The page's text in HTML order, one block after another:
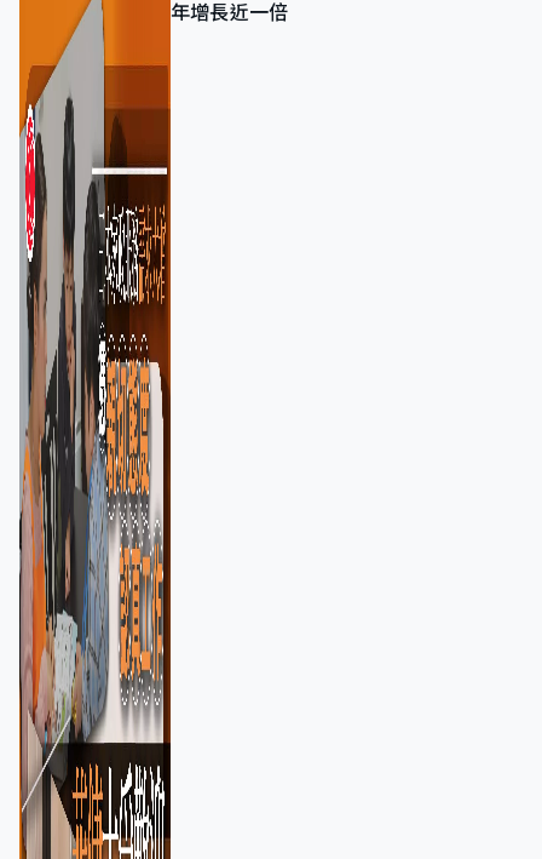
年增長近一倍